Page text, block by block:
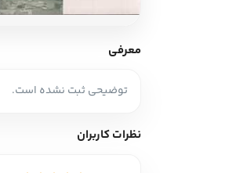
آموزش نویسندگی
زبان شناسی
معرفی
توضیحی ثبت نشده است.
نظرات کاربران